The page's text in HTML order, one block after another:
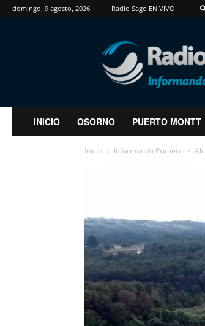
domingo, 9 agosto, 2026 Radio Sago EN VIVO
RadioSago
INICIO OSORNO PUERTO MONTT
Inicio Informando Primero